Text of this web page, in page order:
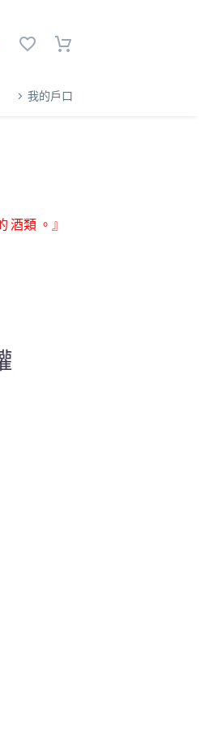
我的戶口
酒類 。』